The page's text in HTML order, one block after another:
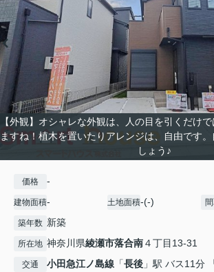
【外観】オシャレな外観は、人の目を引くだけ
ますね！植木を置いたりアレンジは、自由です
しょう♪
価格 -
建物面積- 土地面積-(-)
築年数 新築
所在地 神奈川県綾瀬市落合南４丁目13-31
交通 小田急江ノ島線 「長後 」駅 バス11分